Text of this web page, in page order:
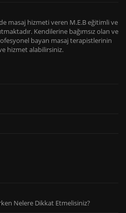
masaj hizmeti veren M.E.B eğitimli ve
Kendilerine bağımsız olan ve
bayan masaj terapistlerinin
hizmet alabilirsiniz.
Nelere Dikkat Etmelisiniz?